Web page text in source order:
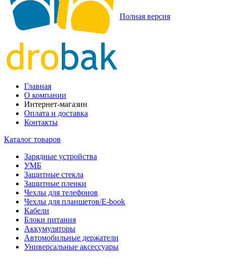
Полная версия
Главная
О компании
Интернет-магазин
Оплата и доставка
Контакты
Каталог товаров
Зарядные устройства
УМБ
Защитные стекла
Защитные пленки
Чехлы для телефонов
Чехлы для планшетов/E-book
Кабели
Блоки питания
Аккумуляторы
Автомобильные держатели
Универсальные аксессуары